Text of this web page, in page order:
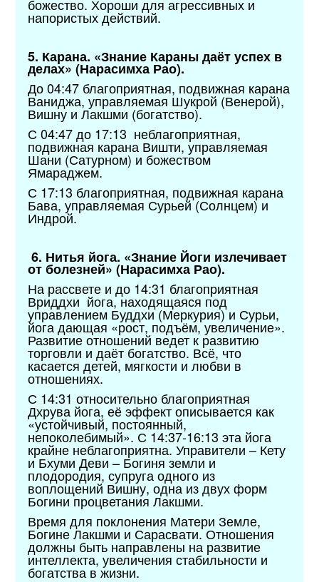
божество. Хороши для агрессивных и
напористых действий.
5. Карана. «Знание Караны даёт успех в
делах» (Нарасимха Рао).
До 04:47 благоприятная, подвижная карана
Ваниджа, управляемая Шукрой (Венерой),
Вишну и Лакшми (богатство).
С 04:47 до 17:13 неблагоприятная,
подвижная карана Вишти, управляемая
Шани (Сатурном) и божеством
Ямараджем.
С 17:13 благоприятная, подвижная карана
Бава, управляемая Сурьей (Солнцем) и
Индрой.
6. Нитья йога. «Знание Йоги излечивает
от болезней» (Нарасимха Рао).
На рассвете и до 14:31 благоприятная
Вриддхи йога, находящаяся под
управлением Буддхи (Меркурия) и Сурьи,
йога дающая «рост, подъём, увеличение».
Развитие отношений ведет к развитию
торговли и даёт богатство. Всё, что
касается детей, мягкости и любви в
отношениях.
С 14:31 относительно благоприятная
Дхрува йога, её эффект описывается как
«устойчивый, постоянный,
непоколебимый». С 14:37-16:13 эта йога
крайне неблагоприятна. Управители – Кету
и Бхуми Деви – Богиня земли и
плодородия, супруга одного из
воплощений Вишну, одна из двух форм
Богини процветания Лакшми.
Время для поклонения Матери Земле,
Богине Лакшми и Сарасвати. Отношения
должны быть направлены на развитие
интеллекта, увеличения стабильности и
богатства в жизни.